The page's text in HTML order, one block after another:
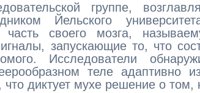
группе,
Йельского
своего мозга,
запускающие то, что
Исследователи
теле адаптивно
диктует мухе решение о том,